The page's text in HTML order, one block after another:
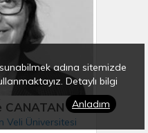
CANATAN
Veli Üniversitesi
adına sitemizde
Detaylı bilgi
Anladım